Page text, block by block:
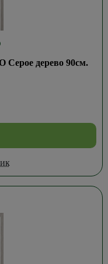
Серое дерево 90см.